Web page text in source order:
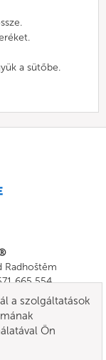
a sütőbe.
Radhoštěm
665 554
a szolgáltatások
Ön